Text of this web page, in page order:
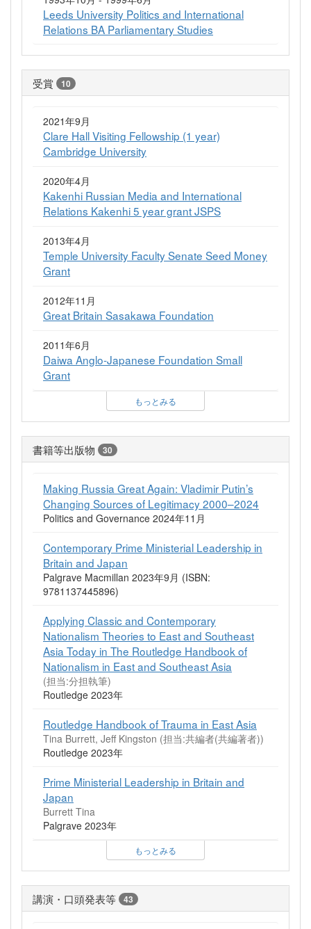
Leeds University Politics and International
Relations BA Parliamentary Studies
受賞 10
2021年9月
Clare Hall Visiting Fellowship (1 year)
Cambridge University
2020年4月
Kakenhi Russian Media and International
Relations Kakenhi 5 year grant JSPS
2013年4月
Temple University Faculty Senate Seed Money
Grant
2012年11月
Great Britain Sasakawa Foundation
2011年6月
Daiwa Anglo-Japanese Foundation Small
Grant
もっとみる
書籍等出版物 30
Making Russia Great Again: Vladimir Putin’s
Changing Sources of Legitimacy 2000–2024
Politics and Governance 2024年11月
Contemporary Prime Ministerial Leadership in
Britain and Japan
Palgrave Macmillan 2023年9月 (ISBN:
9781137445896)
Applying Classic and Contemporary
Nationalism Theories to East and Southeast
Asia Today in The Routledge Handbook of
Nationalism in East and Southeast Asia
(担当:分担執筆)
Routledge 2023年
Routledge Handbook of Trauma in East Asia
Tina Burrett, Jeff Kingston (担当:共編者(共編著者))
Routledge 2023年
Prime Ministerial Leadership in Britain and
Japan
Burrett Tina
Palgrave 2023年
もっとみる
講演・口頭発表等 43